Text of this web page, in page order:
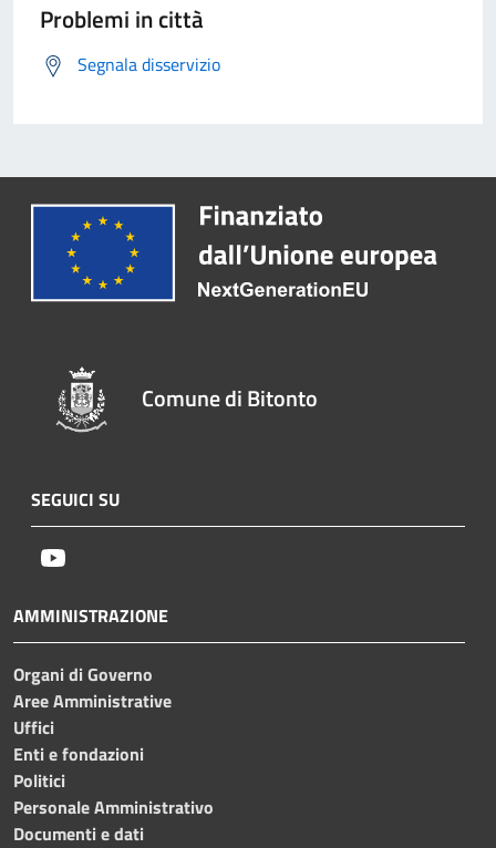
Problemi in città
Segnala disservizio
Comune di Bitonto
SEGUICI SU
AMMINISTRAZIONE
Organi di Governo
Aree Amministrative
Uffici
Enti e fondazioni
Politici
Personale Amministrativo
Documenti e dati